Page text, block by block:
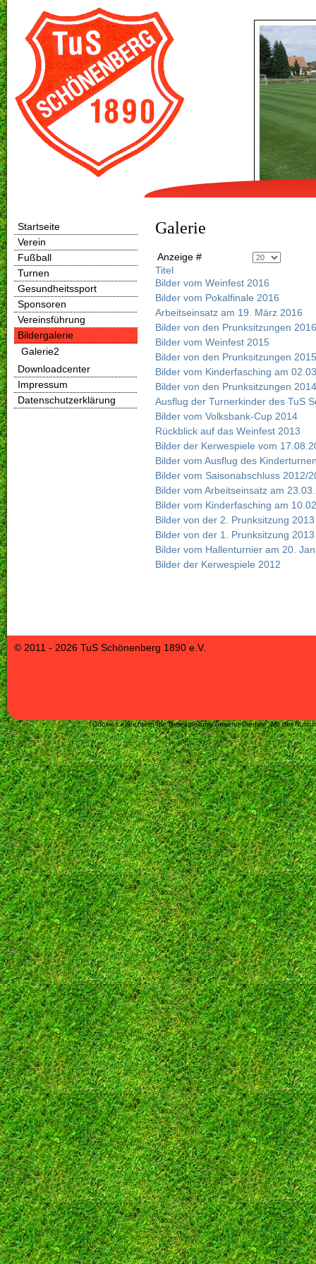
Startseite
Verein
Fußball
Turnen
Gesundheitssport
Sponsoren
Vereinsführung
Bildergalerie
Galerie2
Downloadcenter
Impressum
Datenschutzerklärung
Galerie
Anzeige #
Titel
Bilder vom Weinfest 2016
Bilder vom Pokalfinale 2016
Arbeitseinsatz am 19. März 2016
Bilder von den Prunksitzungen 2016
Bilder vom Weinfest 2015
Bilder von den Prunksitzungen 2015
Bilder vom Kinderfasching am
Bilder von den Prunksitzungen 2014
Ausflug der Turnerkinder des TuS
Bilder vom Volksbank-Cup 2014
Rückblick auf das Weinfest 2013
Bilder der Kerwespiele vom
Bilder vom Ausflug des
Bilder vom Saisonabschluss 2012/
Bilder vom Arbeitseinsatz am
Bilder vom Kinderfasching am
Bilder von der 2. Prunksitzung 2013
Bilder von der 1. Prunksitzung 2013
Bilder vom Hallenturnier am 20.
Bilder der Kerwespiele 2012
© 2011 - 2026 TuS Schönenberg 1890 e.V.
Cookies erleichtern die Bereitstellung unserer Dienste. Mit der